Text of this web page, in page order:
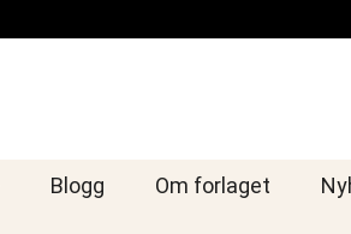
Blogg Om forlaget